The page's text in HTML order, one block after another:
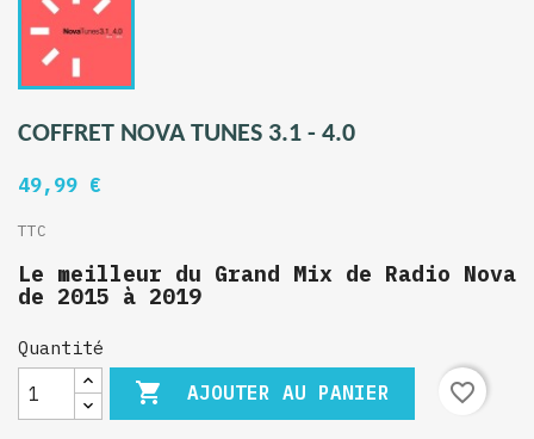
COFFRET NOVA TUNES 3.1 - 4.0
49,99 €
TTC
Le meilleur du Grand Mix de Radio Nova
de 2015 à 2019
Quantité
 AJOUTER AU PANIER favorite_border